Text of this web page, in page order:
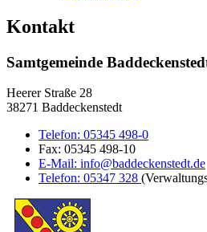
Kontakt
Samtgemeinde
Heerer Straße 28
38271 Baddeckenstedt
Telefon: 05345 498-0
Fax: 05345 498-10
E-Mail: info@baddeckenstedt.de
Telefon: 05347 328